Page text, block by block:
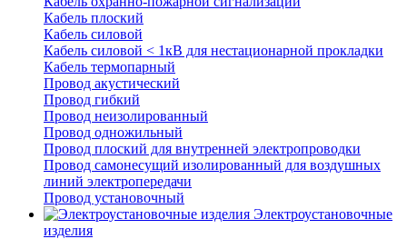
Кабель плоский
Кабель силовой
Кабель силовой < 1кВ для нестационарной прокладки
Кабель термопарный
Провод акустический
Провод гибкий
Провод неизолированный
Провод одножильный
Провод плоский для внутренней электропроводки
Провод самонесущий изолированный для воздушных
линий электропередачи
Провод установочный
Электроустановочные
изделия